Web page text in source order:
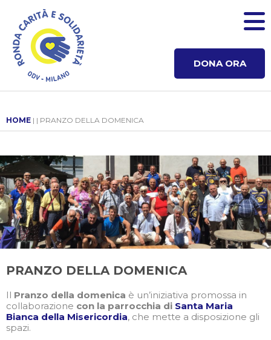
DONA ORA
HOME | | PRANZO DELLA DOMENICA
PRANZO DELLA DOMENICA
Il Pranzo della domenica è un’iniziativa promossa in
collaborazione con la parrocchia di Santa Maria
Bianca della Misericordia, che mette a disposizione gli
spazi.